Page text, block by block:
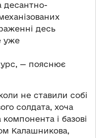
десантно-
десь
уже
— пояснює
не ставили собі
солдата, хоча
і базові
Калашникова,